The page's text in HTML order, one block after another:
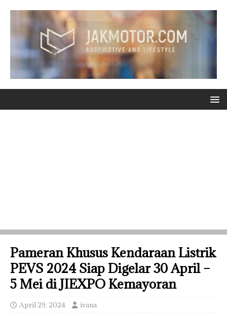
Pameran Khusus Kendaraan Listrik
PEVS 2024 Siap Digelar 30 April –
5 Mei di JIEXPO Kemayoran
April 29, 2024 ivana